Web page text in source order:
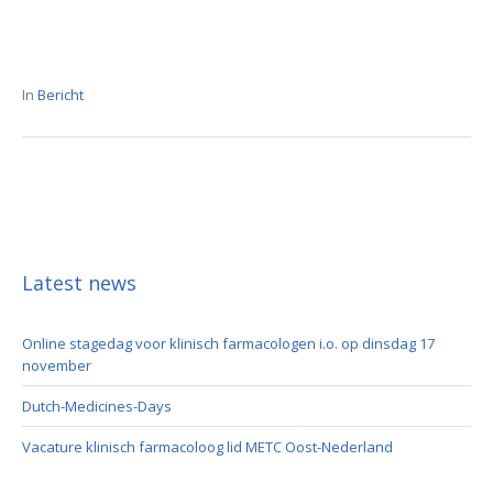
In Bericht
Latest news
Online stagedag voor klinisch farmacologen i.o. op dinsdag 17
november
Dutch-Medicines-Days
Vacature klinisch farmacoloog lid METC Oost-Nederland